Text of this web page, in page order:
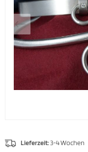
Lieferzeit:3-4 Wochen